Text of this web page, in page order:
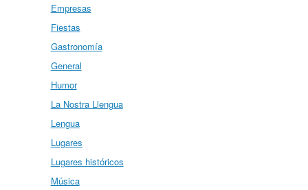
Empresas
Fiestas
Gastronomía
General
Humor
La Nostra Llengua
Lengua
Lugares
Lugares históricos
Música